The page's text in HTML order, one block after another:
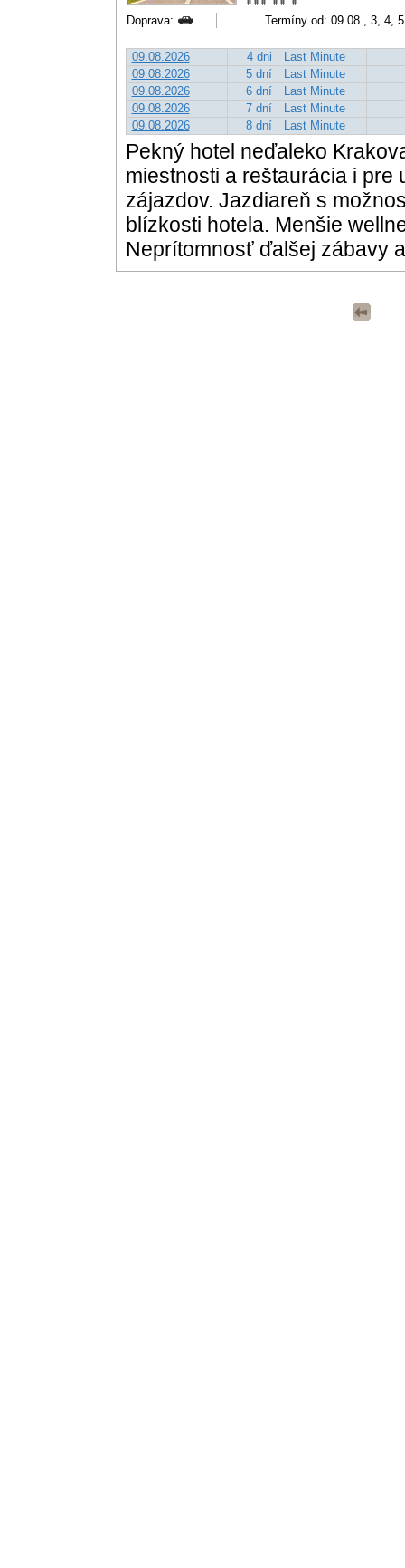
Doprava: Termíny od: 09.08., 3, 4,
09.08.2026 4 dni
Last Minute
09.08.2026
5 dní
Last Minute
09.08.2026
6 dní
Last Minute
09.08.2026
7 dní
Last Minute
09.08.2026
8 dní Last Minute
Pekný hotel neďaleko
miestnosti a reštaurácia i
zájazdov. Jazdiareň s
blízkosti hotela. Menšie
Neprítomnosť ďalšej zábavy